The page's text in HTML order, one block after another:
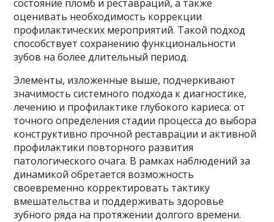
состояние пломб и реставраций, а также
оценивать необходимость коррекции
профилактических мероприятий. Такой подход
способствует сохранению функциональности
зубов на более длительный период.
Элементы, изложенные выше, подчеркивают
значимость системного подхода к диагностике,
лечению и профилактике глубокого кариеса: от
точного определения стадии процесса до выборa
конструктивно прочной реставрации и активной
профилактики повторного развития
патологического очага. В рамках наблюдений за
динамикой обретается возможность
своевременно корректировать тактику
вмешательства и поддерживать здоровье
зубного ряда на протяжении долгого времени.